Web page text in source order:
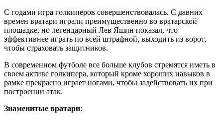
С годами игра голкиперов совершенствовалась. С давних
времен вратари играли преимущественно во вратарской
площадке, но легендарный Лев Яшин показал, что
эффективнее играть по всей штрафной, выходить из ворот,
чтобы страховать защитников.
В современном футболе все больше клубов стремятся иметь в
своем активе голкипера, который кроме хороших навыков в
рамке прекрасно играет ногами, чтобы задействовать их при
построении атак.
Знаменитые вратари: